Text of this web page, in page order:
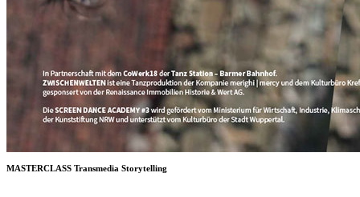
MASTERCLASS Transmedia Storytelling